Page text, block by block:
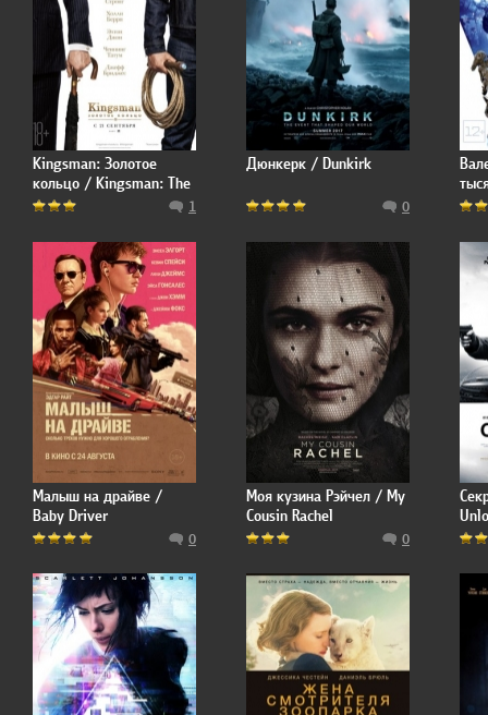
Kingsman: Золотое
кольцо / Kingsman: The
Golden Circle
1
Дюнкерк / Dunkirk
0
Малыш на драйве /
Baby Driver
0
Моя кузина Рэйчел / My
Cousin Rachel
0